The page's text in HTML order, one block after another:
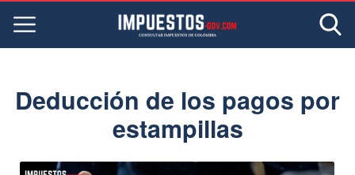
Deducción de los pagos por
estampillas